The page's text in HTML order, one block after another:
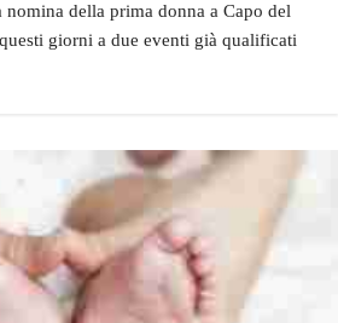
della prima donna a Capo del
giorni a due eventi già qualificati